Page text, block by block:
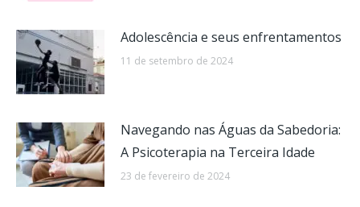
Adolescência e seus enfrentamentos
11 de setembro de 2024
Navegando nas Águas da Sabedoria:
A Psicoterapia na Terceira Idade
23 de fevereiro de 2024